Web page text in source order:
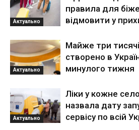
Актуально
правила для
відмовити у
Актуально
Майже три
створено в
минулого тижня
Актуально
Ліки у кожне
назвала дату
сервісу по всій